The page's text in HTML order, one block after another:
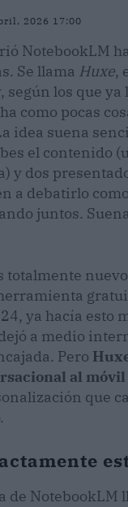
2026 17:00
NotebookLM
Se llama Huxe,
según los que ya
como pocas
idea suena
el contenido
y dos
a debatirlo
juntos.
totalmente
ya hacía esto
a medio
Pero
al móvil
que
de NotebookLM